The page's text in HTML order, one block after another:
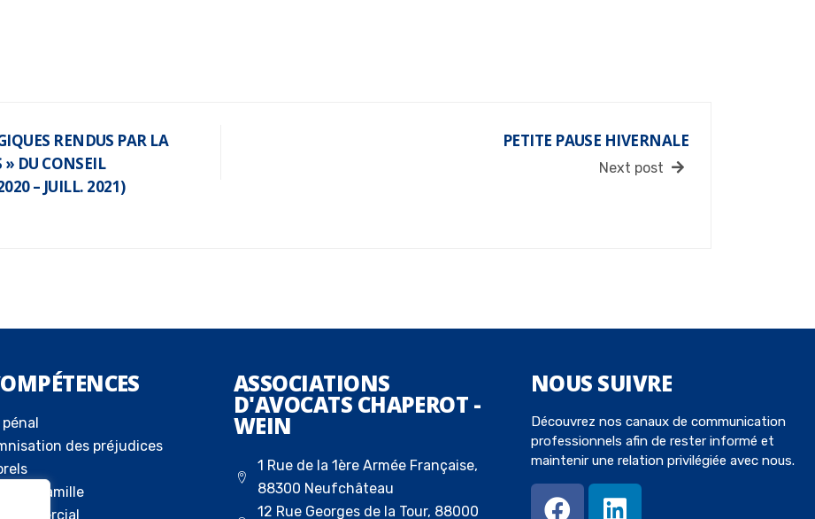
RENDUS PAR LA
» DU CONSEIL
– JUILL. 2021)
PETITE PAUSE HIVERNALE
Next post
des préjudices
de la famille
commercial
ASSOCIATIONS
D'AVOCATS CHAPEROT -
WEIN
1 Rue de la 1ère Armée Française,
88300 Neufchâteau
12 Rue Georges de la Tour, 88000
NOUS SUIVRE
Découvrez nos canaux de communication
professionnels afin de rester informé et
maintenir une relation privilégiée avec nous.